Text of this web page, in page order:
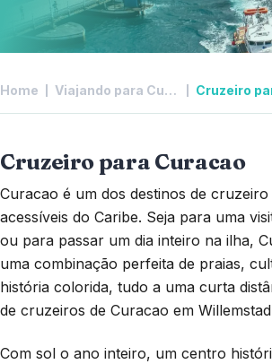
Home Viajando para Curacao Cruzeiro
Cruzeiro para Curacao
Curacao é um dos destinos de cruzeiro
acessíveis do Caribe. Seja para uma
ou para passar um dia inteiro na ilha,
uma combinação perfeita de praias,
história colorida, tudo a uma curta
de cruzeiros de Curacao em
Com sol o ano inteiro, um centro